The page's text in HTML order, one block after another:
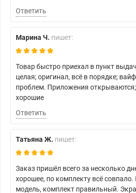
Ответить
Марина Ч. пишет:
Товар быстро приехал в пункт
целая; оригинал, всё в порядке;
проблем. Приложения открываются;
хорошие
Ответить
Татьяна Ж. пишет:
Заказ пришёл всего за несколько
хорошее, по комплекту всё
модель, комплект правильный.